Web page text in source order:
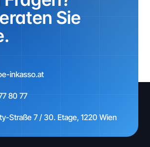
Sie
inkasso.at
80 77
Straße 7 / 30. Etage, 1220 Wien